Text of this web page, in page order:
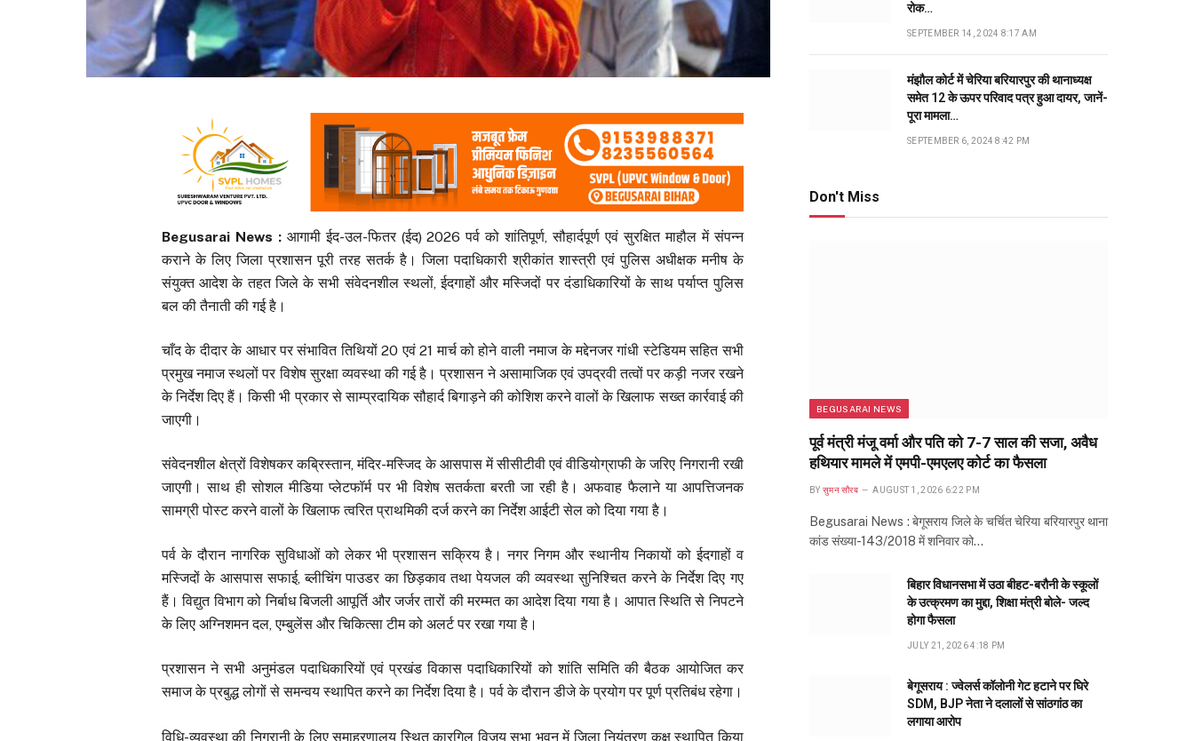
Begusarai News : आगामी ईद-उल-फितर (ईद) 2026 पर्व को शांतिपूर्ण, सौहार्दपूर्ण एवं सुरक्षित माहौल में संपन्न
कराने के लिए जिला प्रशासन पूरी तरह सतर्क है। जिला पदाधिकारी श्रीकांत शास्त्री एवं पुलिस अधीक्षक मनीष के
संयुक्त आदेश के तहत जिले के सभी संवेदनशील स्थलों, ईदगाहों और मस्जिदों पर दंडाधिकारियों के साथ पर्याप्त पुलिस
बल की तैनाती की गई है।
चाँद के दीदार के आधार पर संभावित तिथियों 20 एवं 21 मार्च को होने वाली नमाज के मद्देनजर गांधी स्टेडियम सहित सभी
प्रमुख नमाज स्थलों पर विशेष सुरक्षा व्यवस्था की गई है। प्रशासन ने असामाजिक एवं उपद्रवी तत्वों पर कड़ी नजर रखने
के निर्देश दिए हैं। किसी भी प्रकार से साम्प्रदायिक सौहार्द बिगाड़ने की कोशिश करने वालों के खिलाफ सख्त कार्रवाई की
जाएगी।
संवेदनशील क्षेत्रों विशेषकर कब्रिस्तान, मंदिर-मस्जिद के आसपास में सीसीटीवी एवं वीडियोग्राफी के जरिए निगरानी रखी
जाएगी। साथ ही सोशल मीडिया प्लेटफॉर्म पर भी विशेष सतर्कता बरती जा रही है। अफवाह फैलाने या आपत्तिजनक
सामग्री पोस्ट करने वालों के खिलाफ त्वरित प्राथमिकी दर्ज करने का निर्देश आईटी सेल को दिया गया है।
पर्व के दौरान नागरिक सुविधाओं को लेकर भी प्रशासन सक्रिय है। नगर निगम और स्थानीय निकायों को ईदगाहों व
मस्जिदों के आसपास सफाई, ब्लीचिंग पाउडर का छिड़काव तथा पेयजल की व्यवस्था सुनिश्चित करने के निर्देश दिए गए
हैं। विद्युत विभाग को निर्बाध बिजली आपूर्ति और जर्जर तारों की मरम्मत का आदेश दिया गया है। आपात स्थिति से निपटने
के लिए अग्निशमन दल, एम्बुलेंस और चिकित्सा टीम को अलर्ट पर रखा गया है।
प्रशासन ने सभी अनुमंडल पदाधिकारियों एवं प्रखंड विकास पदाधिकारियों को शांति समिति की बैठक आयोजित कर
समाज के प्रबुद्ध लोगों से समन्वय स्थापित करने का निर्देश दिया है। पर्व के दौरान डीजे के प्रयोग पर पूर्ण प्रतिबंध रहेगा।
विधि-व्यवस्था की निगरानी के लिए समाहरणालय स्थित कारगिल विजय सभा भवन में जिला नियंत्रण कक्ष स्थापित किया
रोक…
SEPTEMBER 14, 2024 8:17 AM
मंझौल कोर्ट में चेरिया बरियारपुर की थानाध्यक्ष
समेत 12 के ऊपर परिवाद पत्र हुआ दायर, जानें-
पूरा मामला…
SEPTEMBER 6, 2024 8:42 PM
Don't Miss
BEGUSARAI NEWS
पूर्व मंत्री मंजू वर्मा और पति को 7-7 साल की सजा, अवैध
हथियार मामले में एमपी-एमएलए कोर्ट का फैसला
BY सुमन सौरब AUGUST 1, 2026 6:22 PM
Begusarai News : बेगूसराय जिले के चर्चित चेरिया बरियारपुर थाना
कांड संख्या-143/2018 में शनिवार को…
बिहार विधानसभा में उठा बीहट-बरौनी के स्कूलों
के उत्क्रमण का मुद्दा, शिक्षा मंत्री बोले- जल्द
होगा फैसला
JULY 21, 2026 4:18 PM
बेगूसराय : ज्वेलर्स कॉलोनी गेट हटाने पर घिरे
SDM, BJP नेता ने दलालों से सांठगांठ का
लगाया आरोप